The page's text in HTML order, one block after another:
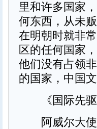
里和许多国家
何东西，从未
在明朝时就非
区的任何国家
他们没有占领
的国家，中国
《国际先驱
阿威尔大使